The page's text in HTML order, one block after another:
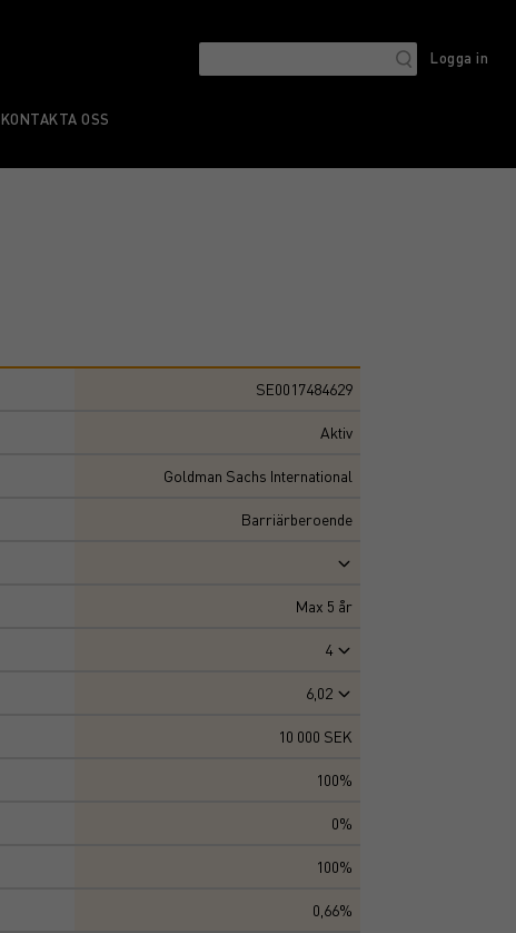
Logga in
KONTAKTA OSS
SE0017484629
Aktiv
Goldman Sachs International
Barriärberoende
Max 5 år
4
6,02
10 000 SEK
100%
0%
100%
0,66%